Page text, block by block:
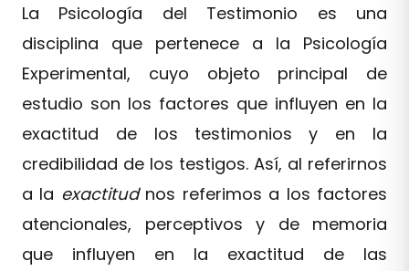
La Psicología del Testimonio es una
disciplina que pertenece a la Psicología
Experimental, cuyo objeto principal de
estudio son los factores que influyen en la
exactitud de los testimonios y en la
credibilidad de los testigos. Así, al referirnos
a la exactitudnos referimos a los factores
atencionales, perceptivos y de memoria
que influyen en la exactitud de las